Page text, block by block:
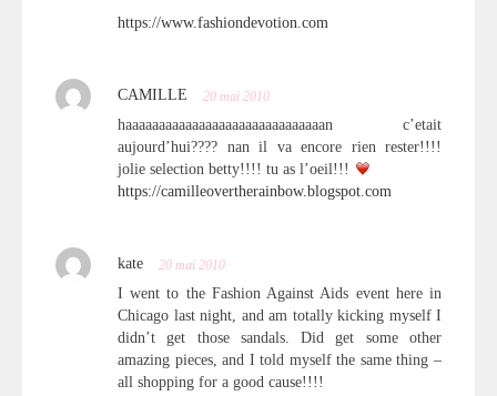
https://www.fashiondevotion.com
CAMILLE 20 mai 2010
haaaaaaaaaaaaaaaaaaaaaaaaaaaaaan c’etait
aujourd’hui???? nan il va encore rien rester!!!!
jolie selection betty!!!! tu as l’oeil!!!
https://camilleovertherainbow.blogspot.com
kate 20 mai 2010
I went to the Fashion Against Aids event here in
Chicago last night, and am totally kicking myself I
didn’t get those sandals. Did get some other
amazing pieces, and I told myself the same thing –
all shopping for a good cause!!!!